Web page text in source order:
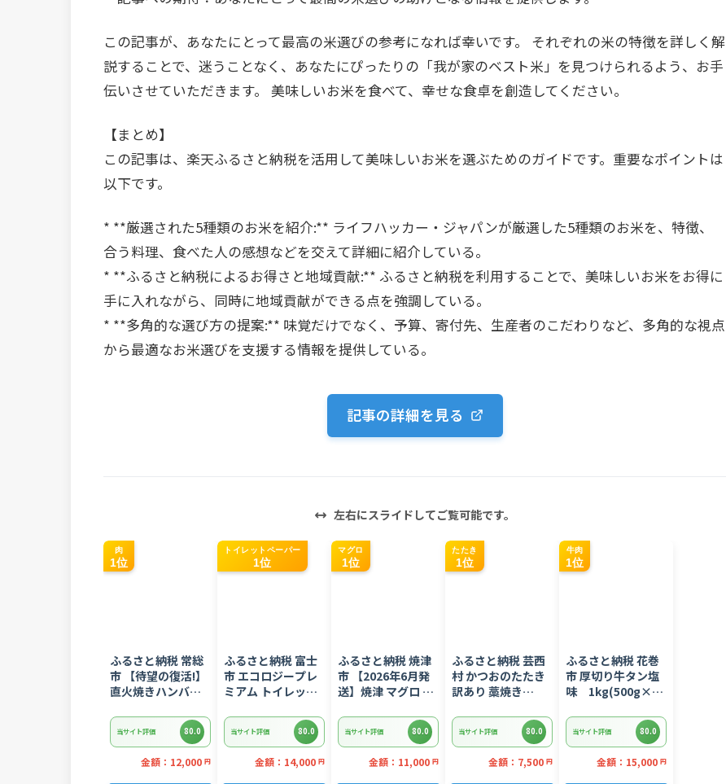
この記事が、あなたにとって最高の米選びの参考になれば幸いです。 それぞれの米の特徴を詳しく解
説することで、迷うことなく、あなたにぴったりの「我が家のベスト米」を見つけられるよう、お手
伝いさせていただきます。 美味しいお米を食べて、幸せな食卓を創造してください。
【まとめ】
この記事は、楽天ふるさと納税を活用して美味しいお米を選ぶためのガイドです。重要なポイントは
以下です。
* **厳選された5種類のお米を紹介:** ライフハッカー・ジャパンが厳選した5種類のお米を、特徴、
合う料理、食べた人の感想などを交えて詳細に紹介している。
* **ふるさと納税によるお得さと地域貢献:** ふるさと納税を利用することで、美味しいお米をお得に
手に入れながら、同時に地域貢献ができる点を強調している。
* **多角的な選び方の提案:** 味覚だけでなく、予算、寄付先、生産者のこだわりなど、多角的な視点
から最適なお米選びを支援する情報を提供している。
記事の詳細を見る
左右にスライドしてご覧可能です。
肉
1位
ふるさと納税 常総
市 【待望の復活!】
直火焼きハンバー
ス 3kg 22個入り
当サイト評価 80.0
金額：12,000 円
トイレットペーパー
1位
ふるさと納税 富士
市 エコロジープレ
ミアム トイレット
ロール 日用品 人気
当サイト評価 80.0
金額：14,000 円
マグロ
1位
ふるさと納税 焼津
市 【2026年6月発
送】焼津 マグロ ネ
ぎとろ(a10-
875202606)
当サイト評価 80.0
金額：11,000 円
たたき
1位
ふるさと納税 芸西
村 かつおのたたき
訳あり 藁焼き
【KYF027】
当サイト評価 80.0
金額：7,500 円
牛肉
1位
ふるさと納税 花巻
市 厚切り牛タン塩
味 1kg(500g×2
当サイト評価 80.0
金額：15,000 円